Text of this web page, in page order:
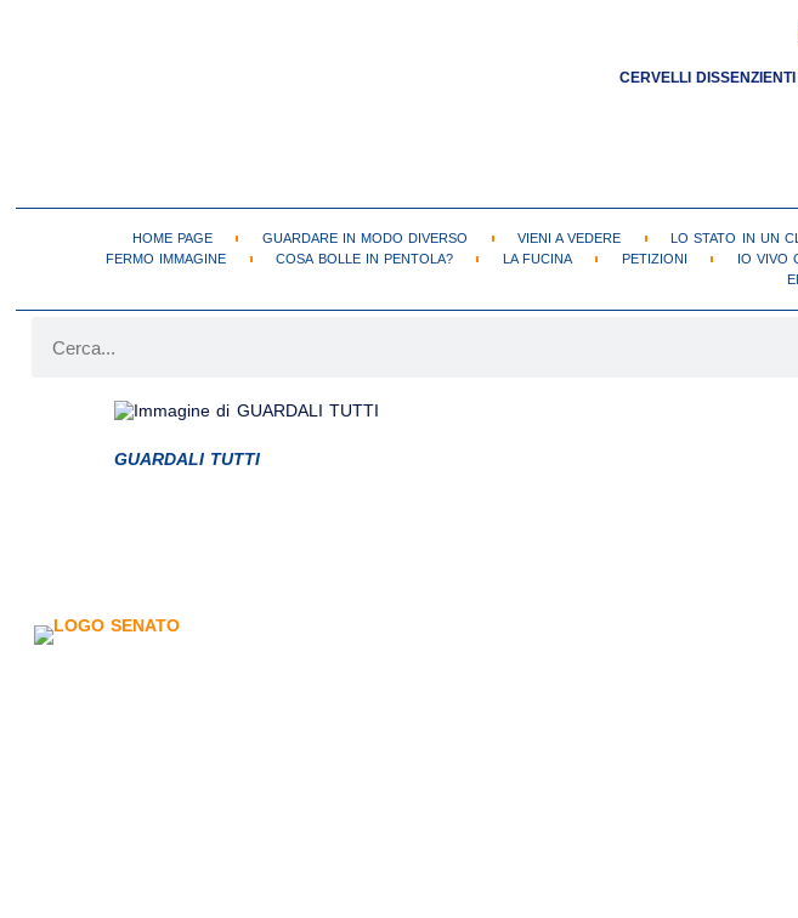
CERVELLI
HOME PAGE GUARDARE IN MODO DIVERSO VIENI A VEDERE LO STATO IN UN
FERMO IMMAGINE
COSA BOLLE IN PENTOLA? LA FUCINA PETIZIONI IO VIVO
GUARDALI TUTTI